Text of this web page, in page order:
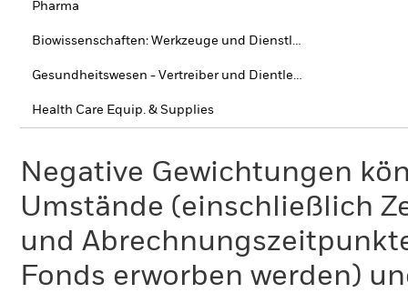
Pharma
Biowissenschaften: Werkzeuge und Dienstleistungen
Gesundheitswesen - Vertreiber und Dientleistungen
Health Care Equip. & Supplies
Negative Gewichtungen
Umstände (einschließlich
und
Fonds erworben werden)